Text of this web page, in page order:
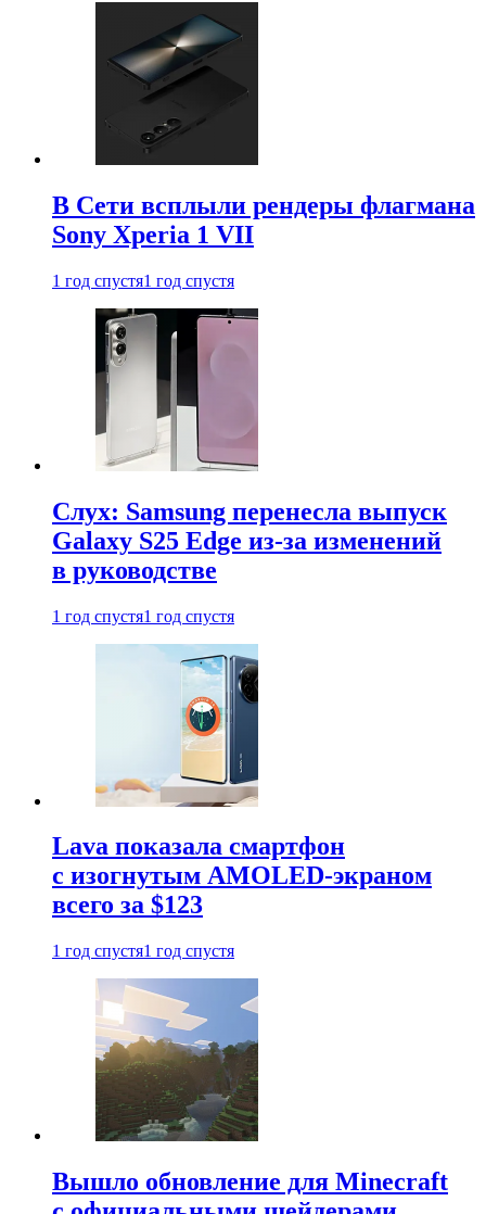
В Сети всплыли рендеры флагмана
Sony Xperia 1 VII
1 год спустя1 год спустя
Слух: Samsung перенесла выпуск
Galaxy S25 Edge из-за изменений
в руководстве
1 год спустя1 год спустя
Lava показала смартфон
с изогнутым AMOLED-экраном
всего за $123
1 год спустя1 год спустя
Вышло обновление для Minecraft